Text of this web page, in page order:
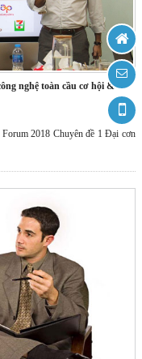
2018 Chuyên đề 1 Đại cơn